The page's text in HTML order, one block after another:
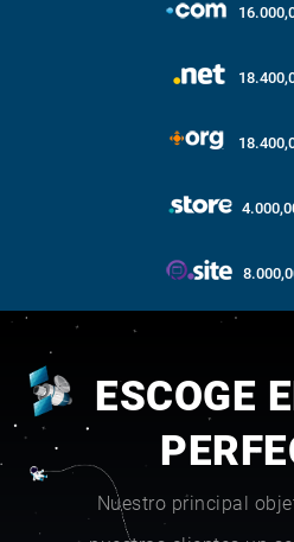
ESCOGE
Nuestro principal